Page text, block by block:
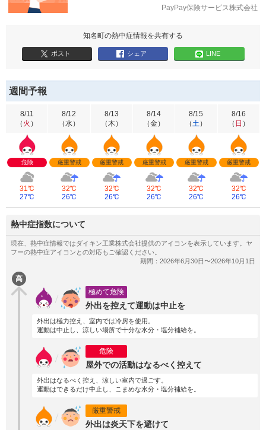
PayPay保険サービス株式会社
知名町の熱中症情報を共有する
ポスト シェア LINE
週間予報
8/11
（ 火 ）
危険
31℃
27℃
8/12
（水）
厳重警戒
32℃
26℃
8/13
（木）
厳重警戒
32℃
26℃
8/14
（金）
厳重警戒
32℃
26℃
8/15
（土）
厳重警戒
32℃
26℃
8/16
（ 日 ）
厳重警戒
32℃
26℃
熱中症指数について
高
極めて危険
外出を控えて運動は中止を
外出は極力控え、室内では冷房を使用。
運動は中止し、涼しい場所で十分な水分・塩分補給を。
危険
屋外での活動はなるべく控えて
外出はなるべく控え、涼しい室内で過ごす。
運動はできるだけ中止し、こまめな水分・塩分補給を。
厳重警戒
外出は炎天下を避けて